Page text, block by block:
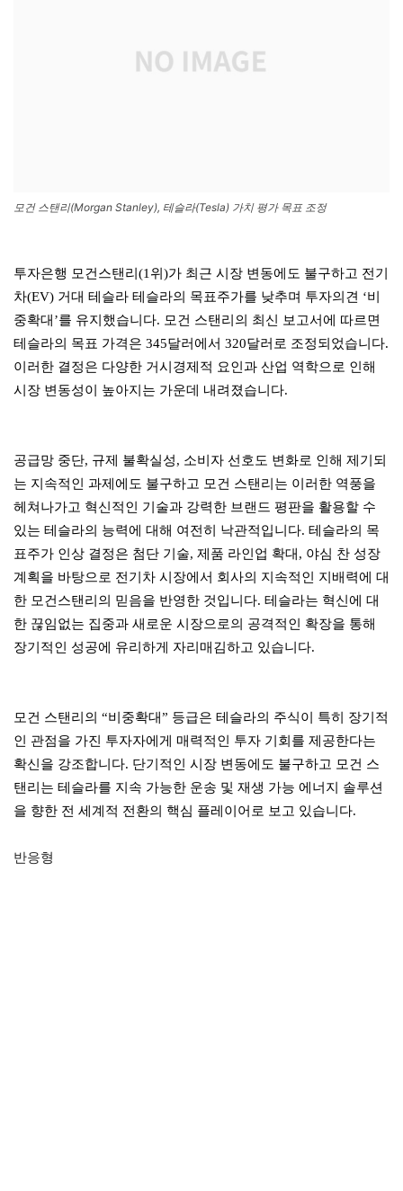
모건 스탠리(Morgan Stanley), 테슬라(Tesla) 가치 평가 목표 조정
투자은행 모건스탠리(1위)가 최근 시장 변동에도 불구하고 전기
차(EV) 거대 테슬라 테슬라의 목표주가를 낮추며 투자의견 ‘비
중확대’를 유지했습니다. 모건 스탠리의 최신 보고서에 따르면
테슬라의 목표 가격은 345달러에서 320달러로 조정되었습니다.
이러한 결정은 다양한 거시경제적 요인과 산업 역학으로 인해
시장 변동성이 높아지는 가운데 내려졌습니다.
공급망 중단, 규제 불확실성, 소비자 선호도 변화로 인해 제기되
는 지속적인 과제에도 불구하고 모건 스탠리는 이러한 역풍을
헤쳐나가고 혁신적인 기술과 강력한 브랜드 평판을 활용할 수
있는 테슬라의 능력에 대해 여전히 낙관적입니다. 테슬라의 목
표주가 인상 결정은 첨단 기술, 제품 라인업 확대, 야심 찬 성장
계획을 바탕으로 전기차 시장에서 회사의 지속적인 지배력에 대
한 모건스탠리의 믿음을 반영한 것입니다. 테슬라는 혁신에 대
한 끊임없는 집중과 새로운 시장으로의 공격적인 확장을 통해
장기적인 성공에 유리하게 자리매김하고 있습니다.
모건 스탠리의 “비중확대” 등급은 테슬라의 주식이 특히 장기적
인 관점을 가진 투자자에게 매력적인 투자 기회를 제공한다는
확신을 강조합니다. 단기적인 시장 변동에도 불구하고 모건 스
탠리는 테슬라를 지속 가능한 운송 및 재생 가능 에너지 솔루션
을 향한 전 세계적 전환의 핵심 플레이어로 보고 있습니다.
반응형